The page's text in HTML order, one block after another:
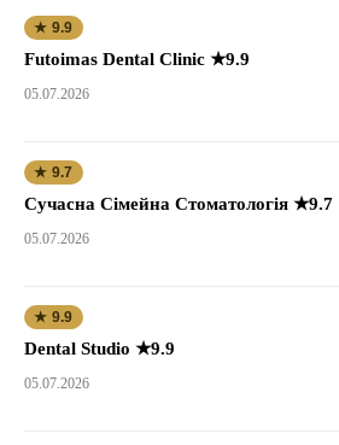
★ 9.9
Futoimas Dental Clinic ★9.9
05.07.2026
★ 9.7
Сучасна Сімейна Стоматологія ★9.7
05.07.2026
★ 9.9
Dental Studio ★9.9
05.07.2026